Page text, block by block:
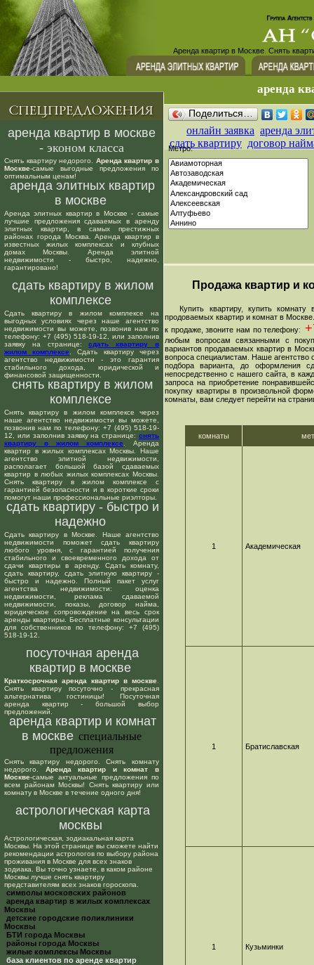
Аренда квартир в Москве. Снять
аренда
аренда квартир в москве
- эконом класса
Снять квартиру недорого. Аренда квартир в
Москве-самые выгодные предложения по
оптимальным ценам!
аренда элитных квартир
в москве
Аренда элитных квартир в Москве - самые
лучшие предложения сдаваемых в аренду
элитных квартир, в самых престижных
районах города Москва. Аренда квартир в
известных жилых комплексах и клубных
домах Москвы. Аренда элитной
недвижимости - быстро, надежно,
гарантировано!
сдать квартиру в жилом
комплексе
Сдать квартиру в жилом комплексе на
выгодных условиях через наше агентство
недвижимости вы можете, позвонив нам по
телефону: +7 (495) 518-19-12, или заполнив
заявку на странице:сдать квартиру в
жилом комплексе . Сдать квартиру через
агентство недвижимости - это гарантия
стабильного дохода, юридической и
финансовой защищенности.
снять квартиру в жилом
комплексе
Снять квартиру в жилом комплексе через
наше агентство недвижимости вы можете,
позвонив нам по телефону: +7 (495) 518-19-
12, или заполнив заявку на странице: снять
квартиру в жилом комплексе . Аренда
квартир в жилых комплексах Москвы. Наше
агентство элитной недвижимости,
располагает большой базой сдаваемых
квартир в любых жилых комплексах Москвы.
Снять квартиру в жилом комплексе с
гарантией безопасности и в короткие сроки
помогут наши профессиональные риэлторы.
сдать квартиру - быстро и
надежно
Сдать квартиру в Москве. Наше агентство
недвижимости поможет сдать квартиру
любого уровня, с гарантией получения
стабильного и своевременного дохода от
сдачи квартиры в аренду. Сдать комнату,
сдать квартиру, сдать элитную квартиру -
быстро и надежно. Полный пакет услуг
агентства недвижимости: оценка
недвижимости, реклама сдаваемой
недвижимости, показы, договор найма,
юридическое сопровождение на весь срок
аренды квартиры. Бесплатные консультации
для собственников по телефону: +7 (495)
518-19-12.
посуточная аренда
квартир в москве
Краткосрочная аренда квартир в москве
Снять квартиру посуточно - прекрасная
альтернатива гостиницы! Посуточная
аренда квартир - большой выбор
предложений.
аренда квартир и комнат
в москве специальные
предложения
Снять квартиру недорого. Снять комнату
недорого. Аренда квартир и комнат в
Москве-самые актуальные предложения по
всем районам Москвы! Снять квартиру или
комнату в Москве в течение одного дня!
астрологическая карта
москвы
Астрологическая, зодиакальная карта
Москвы. На этой странице вы сможете найти
рекомендации астрологов по выбору района
проживания в Москве для всех знаков
зодиака. Вы точно узнаете, в каком районе
Москвы лучше снять квартиру
представителям всех знаков гороскопа.
cимволы московских районов
аренда квартир в жилых комплексах
Москвы
детские городские поликлиники
Москвы
БТИ города Москвы
районы города Москвы
жилые комплексы Москвы
база клиентов по аренде квартир
Поделиться…
онлайн заявка аренда
сдать квартиру договор
Метро:
Продажа квартир и
Купить квартиру, купить комнату
продоваемых квартир и комнат в
к продаже, звоните нам по телефону:
любым вопросам связанными с
вариантов продаваемых квартир в
вопроса специалистам. Наше агентство
подбора варианта, до оформления
непосредственно с нашего сайта, в
запроса на приобретение
покупку квартиры в произвольной
комнаты, вам следует перейти на
комнаты
1 Академическая
1 Братиславская
1 Кузьминки